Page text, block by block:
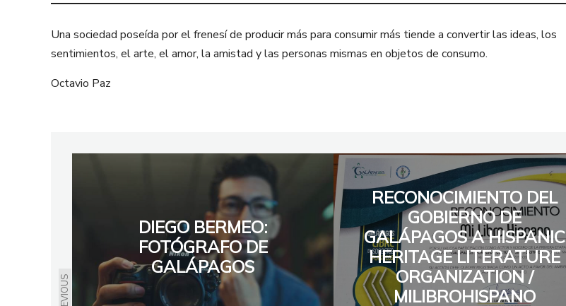
Una sociedad poseída por el frenesí de producir más para consumir más tiende a convertir las ideas, los
sentimientos, el arte, el amor, la amistad y las personas mismas en objetos de consumo.
Octavio Paz
PREVIOUS
DIEGO BERMEO:
FOTÓGRAFO DE
GALÁPAGOS
RECONOCIMIENTO DEL
GOBIERNO DE
GALÁPAGOS A HISPANIC
HERITAGE LITERATURE
ORGANIZATION /
MILIBROHISPANO